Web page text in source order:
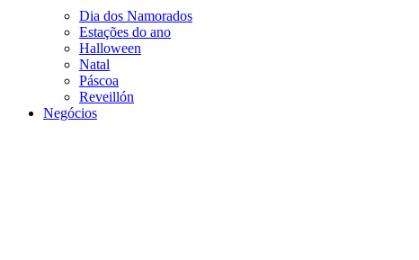
Dia dos Namorados
Estações do ano
Halloween
Natal
Páscoa
Reveillón
Negócios